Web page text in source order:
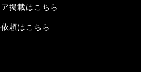
掲載はこちら
頼はこちら